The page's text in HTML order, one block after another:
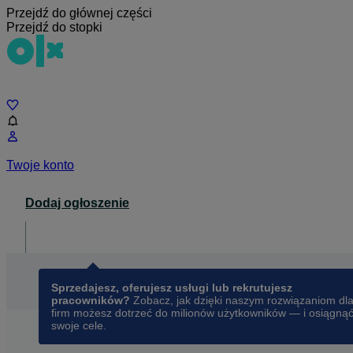
Przejdź do głównej części
Przejdź do stopki
Twoje konto
Dodaj ogłoszenie
Sprzedajesz, oferujesz usługi lub rekrutujesz
pracowników? Zobacz, jak dzięki naszym rozwiązaniom dla
firm możesz dotrzeć do milionów użytkowników — i osiągnąć
swoje cele.